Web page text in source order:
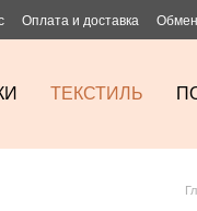
Оплата и доставка Обмен
ТЕКСТИЛЬ